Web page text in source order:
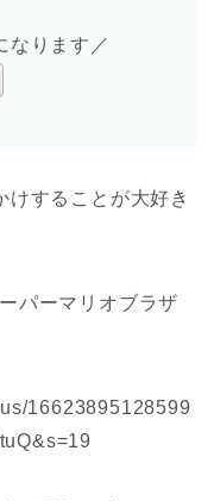
なります／
けすることが大好き
パーマリオブラザ
16623895128599